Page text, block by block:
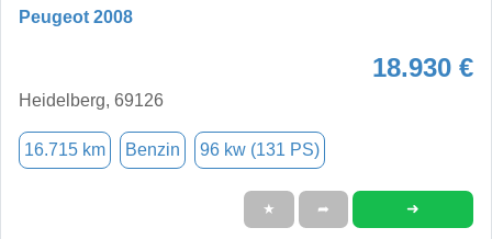
Peugeot 2008
18.930 €
Heidelberg, 69126
16.715 km Benzin 96 kw (131 PS)
★ ➦ ➜